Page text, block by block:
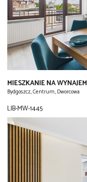
MIESZKANIE NA WYNAJEM
Bydgoszcz, Centrum, Dworcowa
LIB-MW-1445